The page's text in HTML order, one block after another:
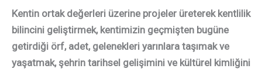
Kentin ortak değerleri üzerine projeler üreterek kentlilik
bilincini geliştirmek, kentimizin geçmişten bugüne
getirdiği örf, adet, gelenekleri yarınlara taşımak ve
yaşatmak, şehrin tarihsel gelişimini ve kültürel kimliğini